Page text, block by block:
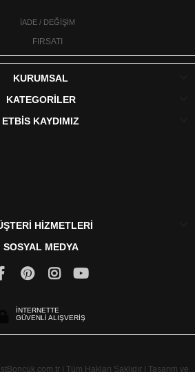
İADE / DEĞİŞİM
FIRSATI
KURUMSAL
KATEGORİLER
ETBİS KAYDIMIZ
HİZMETLERİ
SOSYAL MEDYA
İNTERNETTE
GÜVENLİ ALIŞVERİŞ
| Tüm Hakları Saklıdır | Tasarım ve